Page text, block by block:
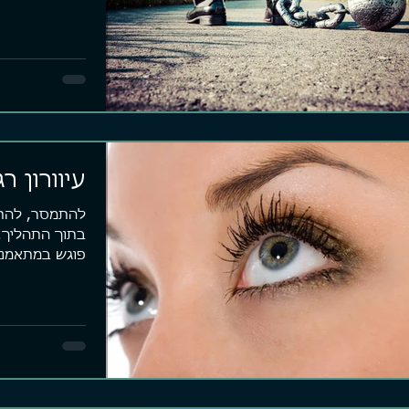
עיוורון
להתמסר,
בתוך
פוגש
מהמטריקס
המציאות סוגרת עלי. יש תחושה
מוצא. קצת כמו לעשות רפטינג
עמוק שקירותיו הכהים
לשמים, משאירים פס דק של
כחולים, מוארים מעל. מאבק עיקש
בנתיב אחד שרק הוא אפשרי.
שלהפסיק לחתור זה לא אופציה.
לא בשבילי. יש בי רצון פנימי
להשתחרר, קול חזק שרוצה
די....!!! לעצור את המרוץ המשוגע
להתפכח. להתעורר יום אחד,
לראות את המציאות כפי שהיא
ולשנות את מציאות חיי. מחזיק
ארגז כלים
פגשתי השבוע מתאמן שלי למפגש חיזוק
תקופתי. מה לעשות, אני קרציה. לא נותן
למתאמנים שלי ליפול. אחד העקרונות הכי
חשובים שלי באימון הוא שמעבר...